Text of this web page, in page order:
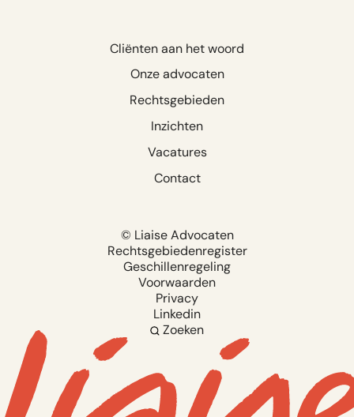
Cliënten aan het woord
Onze advocaten
Rechtsgebieden
Inzichten
Vacatures
Contact
© Liaise Advocaten
Rechtsgebiedenregister
Geschillenregeling
Voorwaarden
Privacy
Linkedin
Zoeken